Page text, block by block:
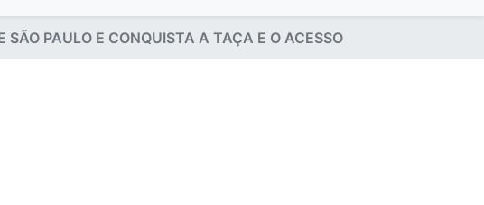
SÃO PAULO E CONQUISTA A TAÇA E O ACESSO